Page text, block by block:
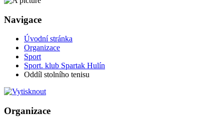
Navigace
Úvodní stránka
Organizace
Sport
Sport. klub Spartak Hulín
Oddíl stolního tenisu
Organizace